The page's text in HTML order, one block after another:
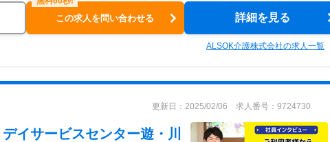
この求人を問い合わせる 詳細を見る
ALSOK介護株式会社の求人一覧
更新日：2025/02/06 求人番号：9724730
イサービスセンター遊・川